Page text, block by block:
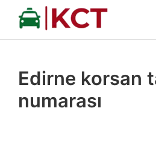
İçeriğe
Edirne korsan
numarası